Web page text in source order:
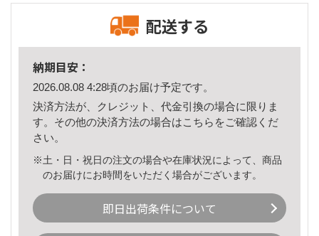
配送する
納期目安：
2026.08.08 4:28頃のお届け予定です。
決済方法が、クレジット、代金引換の場合に限りま
す。その他の決済方法の場合はこちら をご確認くだ
さい。
※土・日・祝日の注文の場合や在庫状況によって、商品
のお届けにお時間をいただく場合がございます。
即日出荷条件について